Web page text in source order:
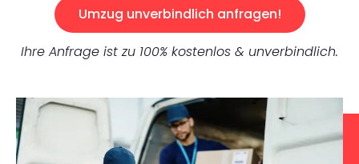
Umzug unverbindlich anfragen!
Ihre Anfrage ist zu 100% kostenlos & unverbindlich.